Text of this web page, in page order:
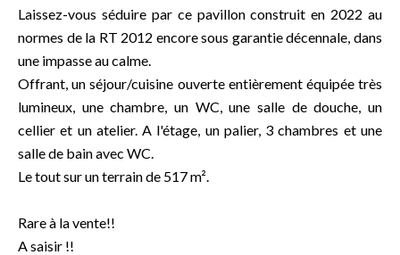
Laissez-vous séduire par ce pavillon construit en 2022 au
normes de la RT 2012 encore sous garantie décennale, dans
une impasse au calme.
Offrant, un séjour/cuisine ouverte entièrement équipée très
lumineux, une chambre, un WC, une salle de douche, un
cellier et un atelier. A l'étage, un palier, 3 chambres et une
salle de bain avec WC.
Le tout sur un terrain de 517 m².
Rare à la vente!!
A saisir !!